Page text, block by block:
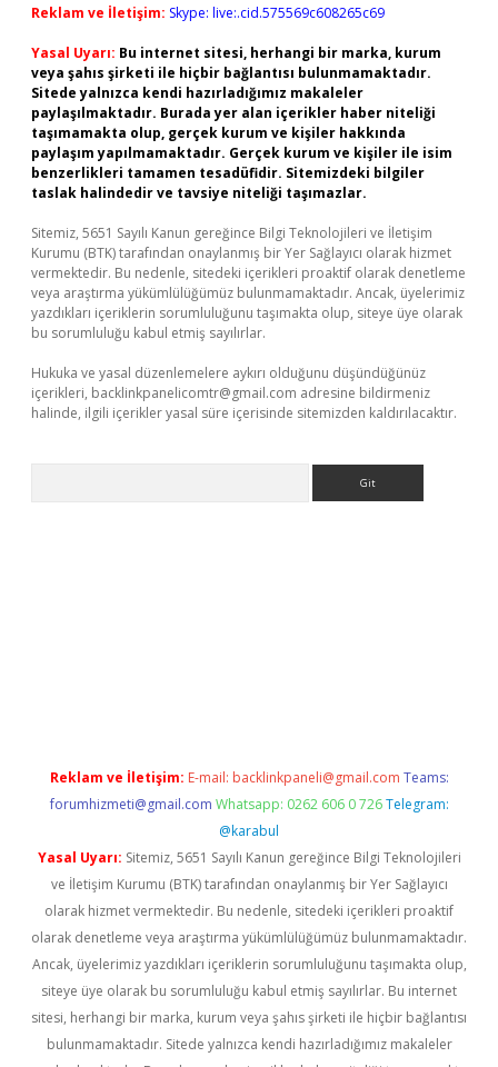
Reklam ve İletişim: Skype: live:.cid.575569c608265c69
Yasal Uyarı: Bu internet sitesi, herhangi bir marka, kurum
veya şahıs şirketi ile hiçbir bağlantısı bulunmamaktadır.
Sitede yalnızca kendi hazırladığımız makaleler
paylaşılmaktadır. Burada yer alan içerikler haber niteliği
taşımamakta olup, gerçek kurum ve kişiler hakkında
paylaşım yapılmamaktadır. Gerçek kurum ve kişiler ile isim
benzerlikleri tamamen tesadüfidir. Sitemizdeki bilgiler
taslak halindedir ve tavsiye niteliği taşımazlar.
Sitemiz, 5651 Sayılı Kanun gereğince Bilgi Teknolojileri ve İletişim
Kurumu (BTK) tarafından onaylanmış bir Yer Sağlayıcı olarak hizmet
vermektedir. Bu nedenle, sitedeki içerikleri proaktif olarak denetleme
veya araştırma yükümlülüğümüz bulunmamaktadır. Ancak, üyelerimiz
yazdıkları içeriklerin sorumluluğunu taşımakta olup, siteye üye olarak
bu sorumluluğu kabul etmiş sayılırlar.
Hukuka ve yasal düzenlemelere aykırı olduğunu düşündüğünüz
içerikleri, backlinkpanelicomtr@gmail.com adresine bildirmeniz
halinde, ilgili içerikler yasal süre içerisinde sitemizden kaldırılacaktır.
Reklam ve İletişim: E-mail: backlinkpaneli@gmail.com Teams:
forumhizmeti@gmail.com Whatsapp: 0262 606 0 726 Telegram:
@karabul
Yasal Uyarı: Sitemiz, 5651 Sayılı Kanun gereğince Bilgi Teknolojileri
ve İletişim Kurumu (BTK) tarafından onaylanmış bir Yer Sağlayıcı
olarak hizmet vermektedir. Bu nedenle, sitedeki içerikleri proaktif
olarak denetleme veya araştırma yükümlülüğümüz bulunmamaktadır.
Ancak, üyelerimiz yazdıkları içeriklerin sorumluluğunu taşımakta olup,
siteye üye olarak bu sorumluluğu kabul etmiş sayılırlar. Bu internet
sitesi, herhangi bir marka, kurum veya şahıs şirketi ile hiçbir bağlantısı
bulunmamaktadır. Sitede yalnızca kendi hazırladığımız makaleler